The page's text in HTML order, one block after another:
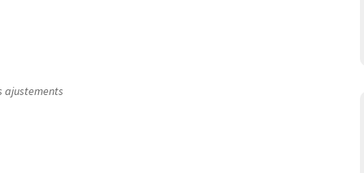
ajustements